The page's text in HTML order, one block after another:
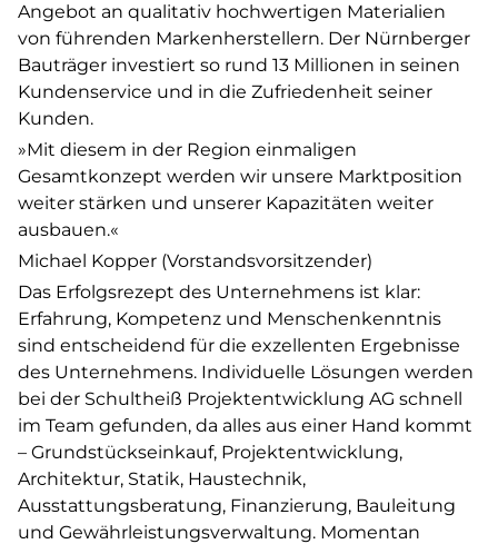
Angebot an qualitativ hochwertigen Materialien
von führenden Markenherstellern. Der Nürnberger
Bauträger investiert so rund 13 Millionen in seinen
Kundenservice und in die Zufriedenheit seiner
Kunden.
»Mit diesem in der Region einmaligen
Gesamtkonzept werden wir unsere Marktposition
weiter stärken und unserer Kapazitäten weiter
ausbauen.«
Michael Kopper (Vorstandsvorsitzender)
Das Erfolgsrezept des Unternehmens ist klar:
Erfahrung, Kompetenz und Menschenkenntnis
sind entscheidend für die exzellenten Ergebnisse
des Unternehmens. Individuelle Lösungen werden
bei der Schultheiß Projektentwicklung AG schnell
im Team gefunden, da alles aus einer Hand kommt
– Grundstückseinkauf, Projektentwicklung,
Architektur, Statik, Haustechnik,
Ausstattungsberatung, Finanzierung, Bauleitung
und Gewährleistungsverwaltung. Momentan